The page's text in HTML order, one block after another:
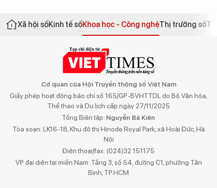
Xã hội sốKinh tế sốKhoa học - Công nghệThị trường số
Cơ quan của Hội Truyền thông số Việt Nam
Giấy phép hoạt động báo chí số 165/GP-BVHTTDL do Bộ Văn hóa,
Thể thao và Du lịch cấp ngày 27/11/2025
Tổng Biên tập: Nguyễn Bá Kiên
Tòa soạn: LK16-18, Khu đô thị Hinode Royal Park, xã Hoài Đức, Hà
Nội
Điện thoại/fax: (024)32 151175
VP đại diện tại miền Nam: Tầng 3, số 54, đường C1, phường Tân
Bình, TP.HCM